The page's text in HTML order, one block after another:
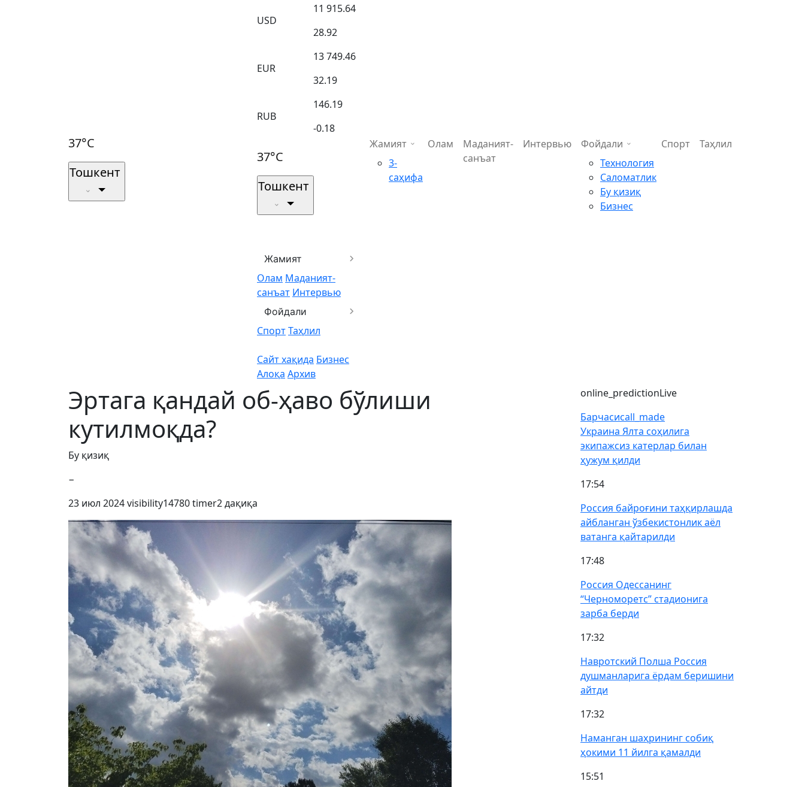
37°C
Тошкент
USD
11 915.64
28.92
EUR
13 749.46
32.19
RUB
146.19
-0.18
37°C
Тошкент
Жамият
Олам Маданият-
санъат Интервью
Фойдали
СпортТаҳлил
Сайт хақида Бизнес
Алоқа Архив
Жамият
3-
саҳифа
Олам
Маданият-
санъат
Интервью
Фойдали
Технология
Саломатлик
Бу қизиқ
Бизнес
Спорт Таҳлил
Эртага қандай об-ҳаво бўлиши
кутилмоқда?
Бу қизиқ
−
23 июл 2024visibility14780timer2 дақиқа
online_predictionLive
Барчасиcall_made
Украина Ялта соҳилига
экипажсиз катерлар билан
ҳужум қилди
17:54
Россия байроғини таҳқирлашда
айбланган ўзбекистонлик аёл
ватанга қайтарилди
17:48
Россия Одессанинг
“Черноморетс” стадионига
зарба берди
17:32
Навротский Полша Россия
душманларига ёрдам беришини
айтди
17:32
Наманган шаҳрининг собиқ
ҳокими 11 йилга қамалди
15:51